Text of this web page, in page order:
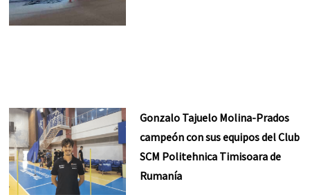
Gonzalo Tajuelo Molina-Prados
campeón con sus equipos del Club
SCM Politehnica Timisoara de
Rumanía